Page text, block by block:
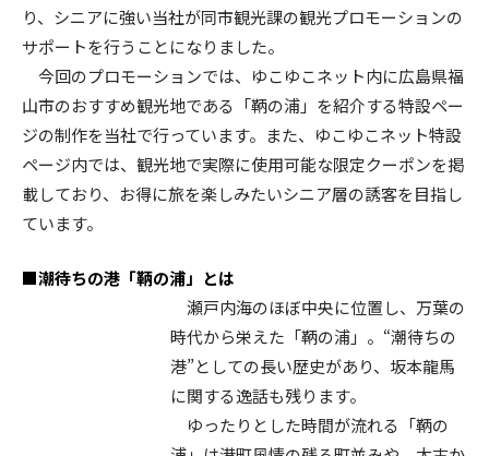
り、シニアに強い当社が同市観光課の観光プロモーションの
サポートを行うことになりました。
今回のプロモーションでは、ゆこゆこネット内に広島県福
山市のおすすめ観光地である「鞆の浦」を紹介する特設ペー
ジの制作を当社で行っています。また、ゆこゆこネット特設
ページ内では、観光地で実際に使用可能な限定クーポンを掲
載しており、お得に旅を楽しみたいシニア層の誘客を目指し
ています。
■潮待ちの港「鞆の浦」とは
瀬戸内海のほぼ中央に位置し、万葉の
時代から栄えた「鞆の浦」。“潮待ちの
港”としての長い歴史があり、坂本龍馬
に関する逸話も残ります。
ゆったりとした時間が流れる「鞆の